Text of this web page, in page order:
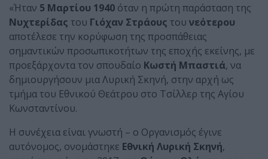
«Ήταν 5 Μαρτίου 1940 όταν η πρώτη παράσταση της
Νυχτερίδας του Γιόχαν Στράους του νεότερου
αποτέλεσε την κορύφωση της προσπάθειας
σημαντικών προσωπικοτήτων της εποχής εκείνης, με
προεξάρχοντα τον σπουδαίο Κωστή Μπαστιά, να
δημιουργήσουν μια Λυρική Σκηνή, στην αρχή ως
τμήμα του Εθνικού Θεάτρου στο Τσίλλερ της Αγίου
Κωνσταντίνου.
Η συνέχεια είναι γνωστή – ο Οργανισμός έγινε
αυτόνομος, ονομάστηκε Εθνική Λυρική Σκηνή,